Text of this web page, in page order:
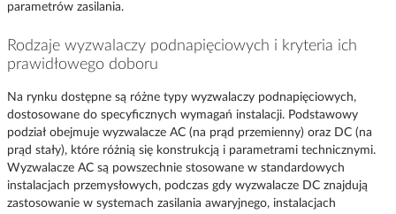
parametrów zasilania.
Rodzaje wyzwalaczy podnapięciowych i kryteria ich
prawidłowego doboru
Na rynku dostępne są różne typy wyzwalaczy podnapięciowych,
dostosowane do specyficznych wymagań instalacji. Podstawowy
podział obejmuje wyzwalacze AC (na prąd przemienny) oraz DC (na
prąd stały), które różnią się konstrukcją i parametrami technicznymi.
Wyzwalacze AC są powszechnie stosowane w standardowych
instalacjach przemysłowych, podczas gdy wyzwalacze DC znajdują
zastosowanie w systemach zasilania awaryjnego, instalacjach